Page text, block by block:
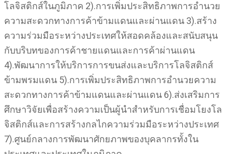
โลจิสติกส์ในภูมิภาค 2).การเพิ่มประสิทธิภาพการอำนวย
ความสะดวกทางการค้าข้ามแดนและผ่านแดน 3).สร้าง
ความร่วมมือระหว่างประเทศให้สอดคล้องและสนับสนุน
กับบริบทของการค้าชายแดนและการค้าผ่านแดน
4).พัฒนาการให้บริการการขนส่งและบริการโลจิสติกส์
ข้ามพรมแดน 5).การเพิ่มประสิทธิภาพการอำนวยความ
สะดวกทางการค้าข้ามแดนและผ่านแดน 6).ส่งเสริมการ
ศึกษาวิจัยเพื่อสร้างความเป็นผู้นำสำหรับการเชื่อมโยงโล
จิสติกส์และการสร้างกลไกความร่วมมือระหว่างประเทศ
7).ศูนย์กลางการพัฒนาศักยภาพของบุคลากรทั้งใน